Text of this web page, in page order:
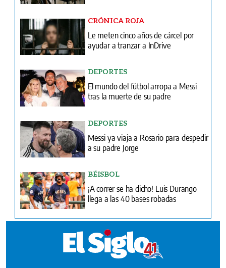
CRÓNICA ROJA
Le meten cinco años de cárcel por
ayudar a tranzar a InDrive
DEPORTES
El mundo del fútbol arropa a Messi
tras la muerte de su padre
DEPORTES
Messi ya viaja a Rosario para despedir
a su padre Jorge
BÉISBOL
¡A correr se ha dicho! Luis Durango
llega a las 40 bases robadas